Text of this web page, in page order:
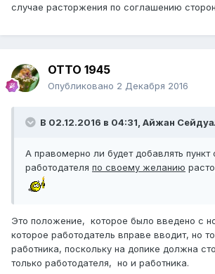
случае расторжения по соглашению
ОТТО 1945
Опубликовано 2 Декабря 2016
В 02.12.2016 в 04:31, Айжан
А правомерно ли будет добавлять пункт
работодателя по своему желанию
Это положение, которое было введено с
которое работодатель вправе вводит, но
работника, поскольку на допике должна
только работодателя, но и работника.